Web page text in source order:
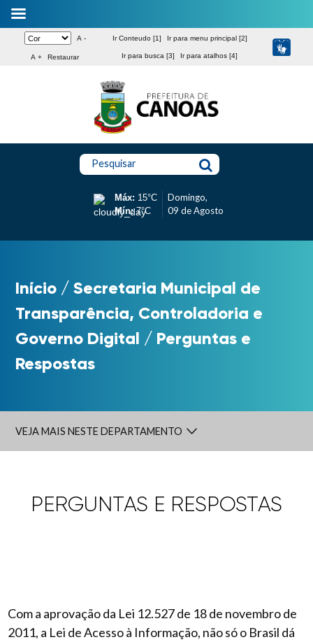
A -
A + Restaurar
Ir Conteudo [1] Ir para menu principal [2]
Ir para busca [3] Ir para atalhos [4]
Pesquisar
Máx: 15°C
Mín:7°C
Domingo,
09 de Agosto
Início /Secretaria Municipal de
Transparência, Controladoria e
Governo Digital / Perguntas e
Respostas
VEJA MAIS NESTE DEPARTAMENTO
PERGUNTAS E RESPOSTAS
Com a aprovação da Lei 12.527 de 18 de novembro de
2011, a Lei de Acesso à Informação, não só o Brasil dá